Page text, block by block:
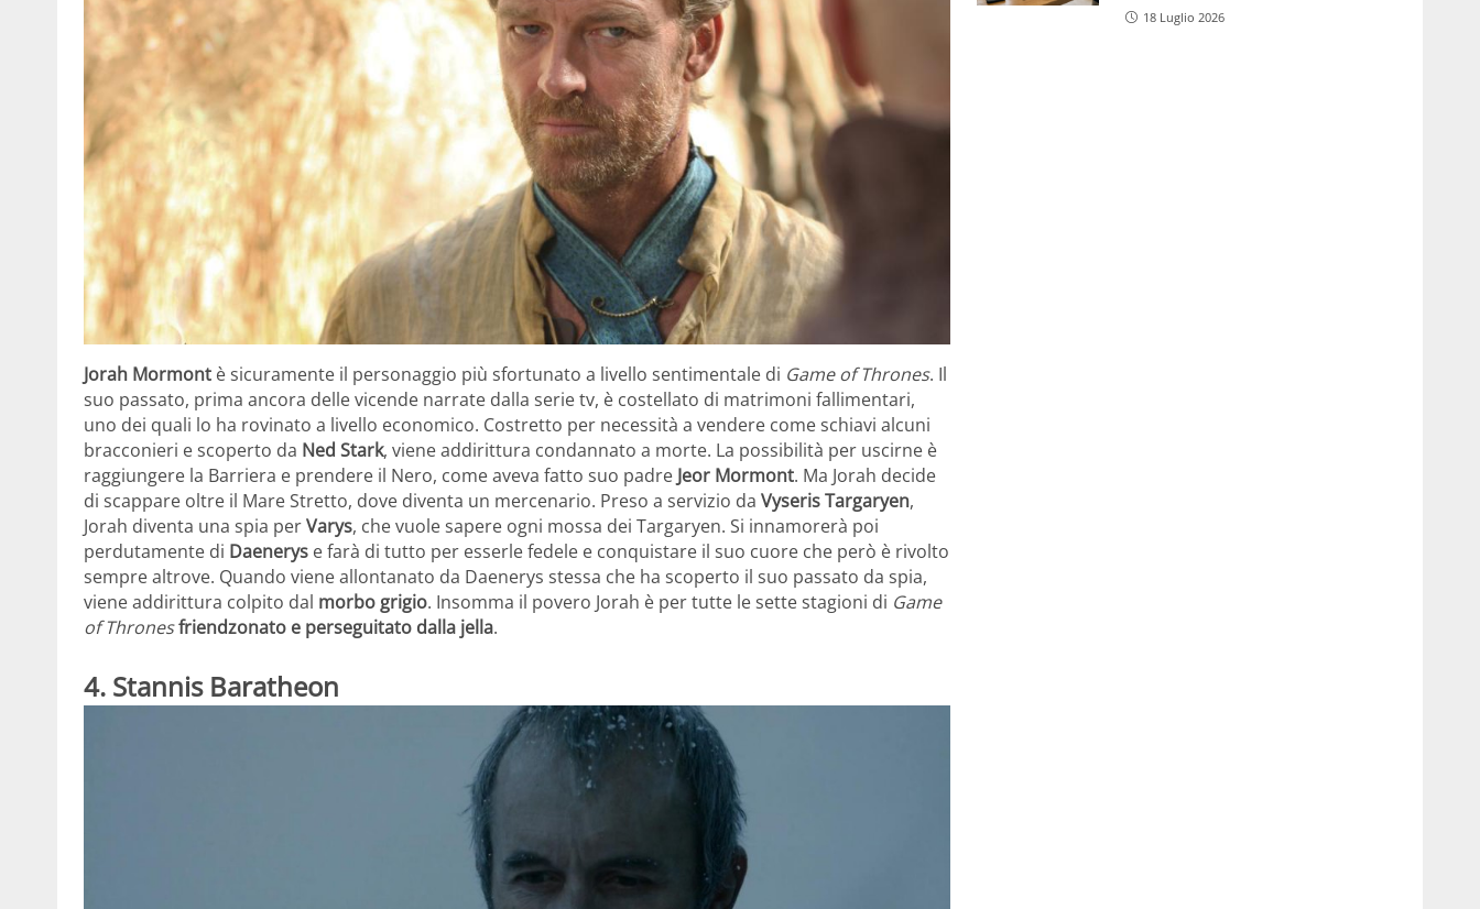
Jorah Mormont è sicuramente il personaggio più sfortunato a livello sentimentale di Game of Thrones. Il
suo passato, prima ancora delle vicende narrate dalla serie tv, è costellato di matrimoni fallimentari,
uno dei quali lo ha rovinato a livello economico. Costretto per necessità a vendere come schiavi alcuni
bracconieri e scoperto da Ned Stark, viene addirittura condannato a morte. La possibilità per uscirne è
raggiungere la Barriera e prendere il Nero, come aveva fatto suo padre Jeor Mormont. Ma Jorah decide
di scappare oltre il Mare Stretto, dove diventa un mercenario. Preso a servizio da Vyseris Targaryen,
Jorah diventa una spia perVarys, che vuole sapere ogni mossa dei Targaryen. Si innamorerà poi
perdutamente di Daenerys efarà di tutto per esserle fedele e conquistare il suo cuore che però è rivolto
sempre altrove. Quando viene allontanato da Daenerys stessa che ha scoperto il suo passato da spia,
viene addirittura colpito dal morbo grigio. Insomma il povero Jorah è per tutte le sette stagioni di Game
of Thronesfriendzonato e perseguitato dalla jella.
4. Stannis Baratheon
18 Luglio 2026